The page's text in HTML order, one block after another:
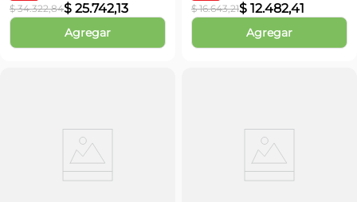
$ 34.322,84$ 25.742,13
Agregar
$ 16.643,21$ 12.482,41
Agregar